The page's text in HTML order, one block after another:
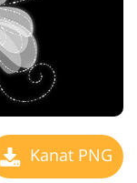
Kanat PNG